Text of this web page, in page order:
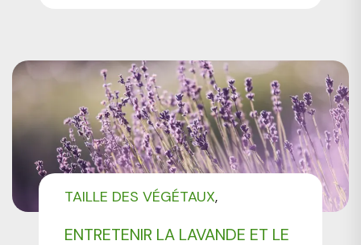
ENTRETENIR LA LAVANDE ET LE
TAILLE DES VÉGÉTAUX